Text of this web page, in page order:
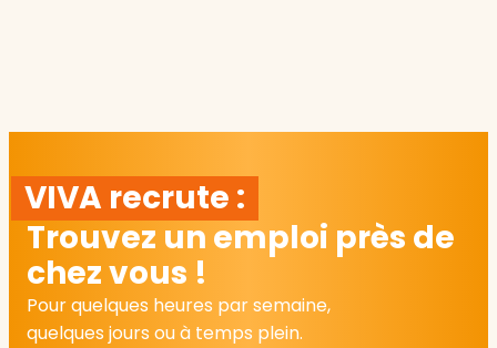
VIVA recrute :
Trouvez un emploi près de
chez vous !
Pour quelques heures par semaine,
quelques jours ou à temps plein.